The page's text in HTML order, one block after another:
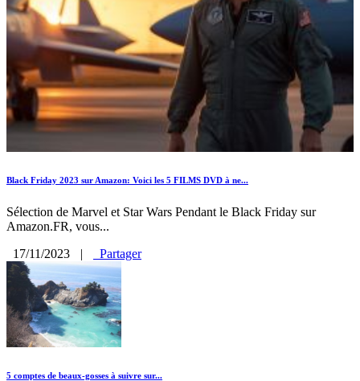
Black Friday 2023 sur Amazon: Voici les 5 FILMS DVD à ne...
Sélection de Marvel et Star Wars Pendant le Black Friday sur
Amazon.FR, vous...
17/11/2023
| Partager
5 comptes de beaux-gosses à suivre sur...